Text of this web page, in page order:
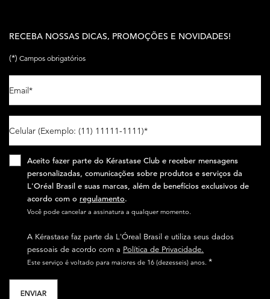
RECEBA NOSSAS DICAS, PROMOÇÕES E NOVIDADES!
(*) Campos obrigatórios
Email*
Celular (Exemplo: (11) 11111-1111)*
Aceito fazer parte do Kérastase Club e receber mensagens
personalizadas, comunicações sobre produtos e serviços da
L'Oréal Brasil e suas marcas, além de benefícios exclusivos de
acordo com o regulamento.​
Você pode cancelar a assinatura a qualquer momento.​
A Kérastase faz parte da L'Óreal Brasil e utiliza seus dados
pessoais de acordo com a Política de Privacidade.
Este serviço é voltado para maiores de 16 (dezesseis) anos. *
ENVIAR